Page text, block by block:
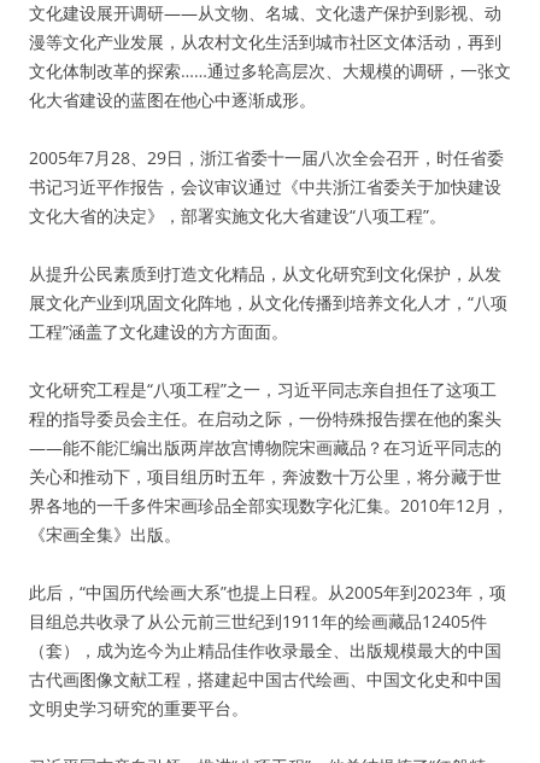
文化建设展开调研——从文物、名城、文化遗产保护到影视、动
漫等文化产业发展，从农村文化生活到城市社区文体活动，再到
文化体制改革的探索……通过多轮高层次、大规模的调研，一张文
化大省建设的蓝图在他心中逐渐成形。
2005年7月28、29日，浙江省委十一届八次全会召开，时任省委
书记习近平作报告，会议审议通过《中共浙江省委关于加快建设
文化大省的决定》，部署实施文化大省建设“八项工程”。
从提升公民素质到打造文化精品，从文化研究到文化保护，从发
展文化产业到巩固文化阵地，从文化传播到培养文化人才，“八项
工程”涵盖了文化建设的方方面面。
文化研究工程是“八项工程”之一，习近平同志亲自担任了这项工
程的指导委员会主任。在启动之际，一份特殊报告摆在他的案头
——能不能汇编出版两岸故宫博物院宋画藏品？在习近平同志的
关心和推动下，项目组历时五年，奔波数十万公里，将分藏于世
界各地的一千多件宋画珍品全部实现数字化汇集。2010年12月，
《宋画全集》出版。
此后，“中国历代绘画大系”也提上日程。从2005年到2023年，项
目组总共收录了从公元前三世纪到1911年的绘画藏品12405件
（套），成为迄今为止精品佳作收录最全、出版规模最大的中国
古代画图像文献工程，搭建起中国古代绘画、中国文化史和中国
文明史学习研究的重要平台。